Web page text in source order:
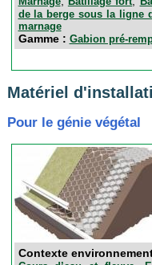
de la berge sous la ligne
marnage
Gamme : Gabion pré-
Matériel
Pour le génie végétal
Contexte